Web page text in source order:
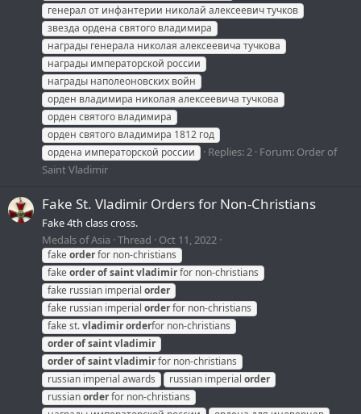
генерал от инфантерии николай алексеевич тучков
звезда ордена святого владимира
награды генерала николая алексеевича тучкова
награды императорской россии
награды наполеоновских войн
орден владимира николая алексеевича тучкова
орден святого владимира
орден святого владимира 1812 год
ордена императорской россии
Replies: 2 Forum: Order of
Saint Vladimir
Fake St. Vladimir Orders for Non-Christians
Fake 4th class cross.
Medals of Asia Thread Oct 11, 2022
fakeorderfor non-christians
fakeorderofsaintvladimirfor non-christians
fake russian imperial order
fake russian imperial orderfor non-christians
fake st.vladimirorderfor non-christians
orderofsaintvladimir
orderofsaintvladimirfor non-christians
russian imperial awards
russian imperial order
russianorderfor non-christians